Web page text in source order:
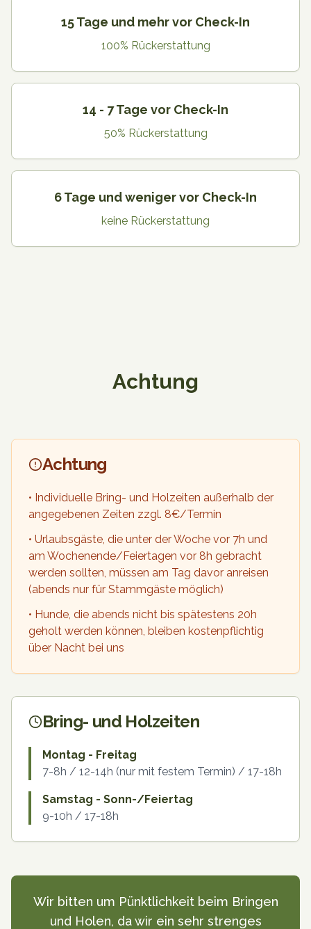
15 Tage und mehr vor Check-In
100% Rückerstattung
14 - 7 Tage vor Check-In
50% Rückerstattung
6 Tage und weniger vor Check-In
keine Rückerstattung
Achtung
Achtung
• Individuelle Bring- und Holzeiten außerhalb der
angegebenen Zeiten zzgl. 8€/Termin
• Urlaubsgäste, die unter der Woche vor 7h und
am Wochenende/Feiertagen vor 8h gebracht
werden sollten, müssen am Tag davor anreisen
(abends nur für Stammgäste möglich)
• Hunde, die abends nicht bis spätestens 20h
geholt werden können, bleiben kostenpflichtig
über Nacht bei uns
Bring- und Holzeiten
Montag - Freitag
7-8h / 12-14h (nur mit festem Termin) / 17-18h
Samstag - Sonn-/Feiertag
9-10h / 17-18h
Wir bitten um Pünktlichkeit beim Bringen
und Holen, da wir ein sehr strenges